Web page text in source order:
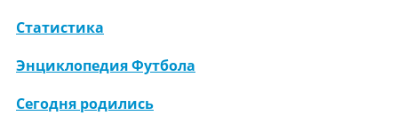
Статистика
Энциклопедия Футбола
Сегодня родились